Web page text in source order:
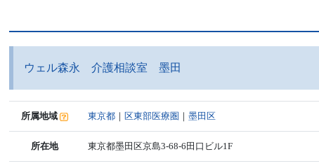
ウェル森永 介護相談室 墨田
所属地域 東京都 ｜ 区東部医療圏 ｜墨田区
所在地 東京都墨田区京島3-68-6田口ビル1F